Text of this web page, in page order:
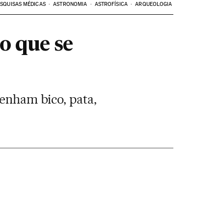
MÉDICAS ASTRONOMIA ASTROFÍSICA ARQUEOLOGIA
que se
bico, pata,